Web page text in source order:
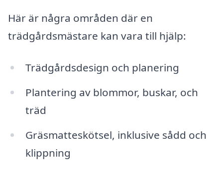
Här är några områden där en
trädgårdsmästare kan vara till hjälp:
Trädgårdsdesign och planering
Plantering av blommor, buskar, och
träd
Gräsmatteskötsel, inklusive sådd och
klippning